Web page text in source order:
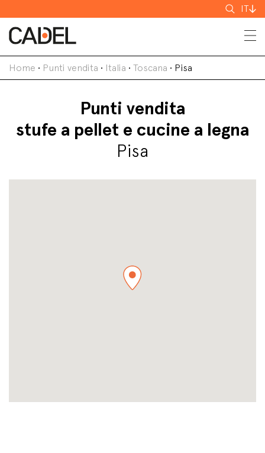
Cerca
IT
Home • Punti vendita • Italia • Toscana • Pisa
Punti vendita
stufe a pellet e cucine a legna
Pisa